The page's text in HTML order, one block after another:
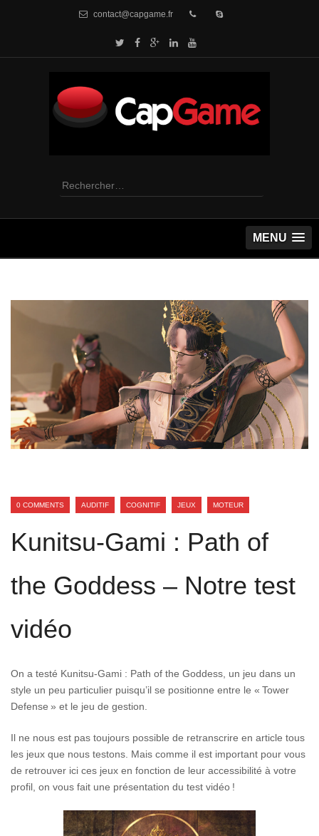
contact@capgame.fr
Rechercher :
MENU
0 COMMENTS AUDITIF COGNITIF JEUX MOTEUR
Kunitsu-Gami : Path of
the Goddess – Notre test
vidéo
On a testé Kunitsu-Gami : Path of the Goddess, un jeu dans un
style un peu particulier puisqu’il se positionne entre le « Tower
Defense » et le jeu de gestion.
Il ne nous est pas toujours possible de retranscrire en article tous
les jeux que nous testons. Mais comme il est important pour vous
de retrouver ici ces jeux en fonction de leur accessibilité à votre
profil, on vous fait une présentation du test vidéo !